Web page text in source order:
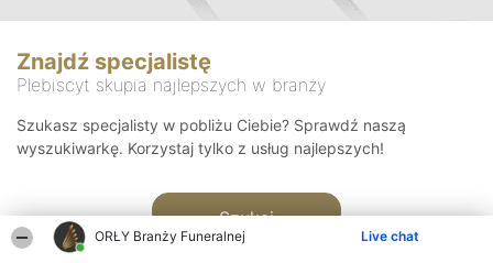
ORŁY Branży Funeralnej Live chat
Znajdź specjalistę
Plebiscyt skupia najlepszych w branży
Szukasz specjalisty w pobliżu Ciebie? Sprawdź naszą
wyszukiwarkę. Korzystaj tylko z usług najlepszych!
Szukaj